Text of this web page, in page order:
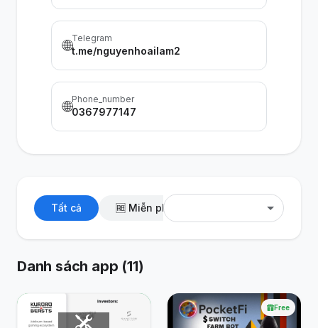
🌐Telegram
t.me/nguyenhoailam2
🌐Phone_number
0367977147
Tất cả 🆓 Miễn phí
Danh sách app (11)
Free